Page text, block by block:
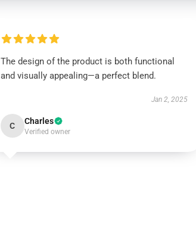
The design of the product is both functional
and visually appealing—a perfect blend.
Jan 2, 2025
C Charles
Verified owner